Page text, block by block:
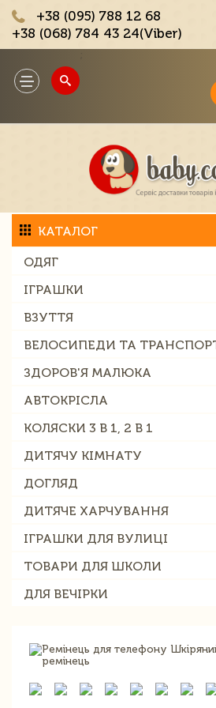
+38 (095) 788 12 68
+38 (068) 784 43 24(Viber)
Toggle
navigation
КАТАЛОГ
ОДЯГ
ІГРАШКИ
ВЗУТТЯ
ВЕЛОСИПЕДИ ТА
ЗДОРОВ'Я МАЛЮКА
АВТОКРІСЛА
КОЛЯСКИ 3 В 1, 2 В 1
ДИТЯЧУ КІМНАТУ
ДОГЛЯД
ДИТЯЧЕ ХАРЧУВАННЯ
ІГРАШКИ ДЛЯ ВУЛИЦІ
ТОВАРИ ДЛЯ ШКОЛИ
ДЛЯ ВЕЧІРКИ